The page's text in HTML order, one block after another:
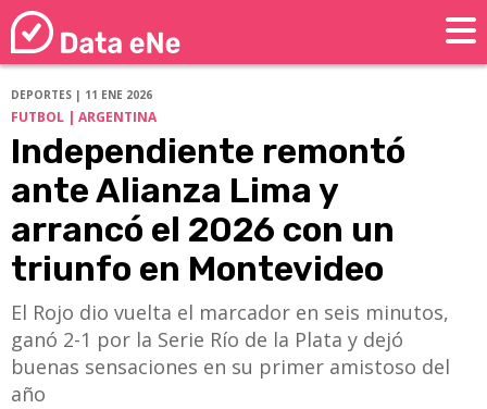
DEPORTES | 11 ENE 2026
FUTBOL | ARGENTINA
Independiente remontó
ante Alianza Lima y
arrancó el 2026 con un
triunfo en Montevideo
El Rojo dio vuelta el marcador en seis minutos,
ganó 2-1 por la Serie Río de la Plata y dejó
buenas sensaciones en su primer amistoso del
año